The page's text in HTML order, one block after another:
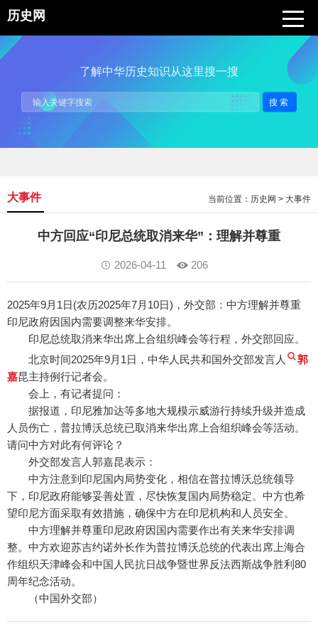
历史网
了解中华历史知识从这里搜一搜
搜索
当前位置： 历史网 > 大事件
大事件
中方回应“印尼总统取消来华”：理解并尊重
2026-04-11 206
2025年9月1日(农历2025年7月10日)，外交部：中方理解并尊重
印尼政府因国内需要调整来华安排。
印尼总统取消来华出席上合组织峰会等行程，外交部回应。
北京时间2025年9月1日，中华人民共和国外交部发言人
郭
嘉昆主持例行记者会。
会上，有记者提问：
据报道，印尼雅加达等多地大规模示威游行持续升级并造成
人员伤亡，普拉博沃总统已取消来华出席上合组织峰会等活动。
请问中方对此有何评论？
外交部发言人郭嘉昆表示：
中方注意到印尼国内局势变化，相信在普拉博沃总统领导
下，印尼政府能够妥善处置，尽快恢复国内局势稳定。中方也希
望印尼方面采取有效措施，确保中方在印尼机构和人员安全。
中方理解并尊重印尼政府因国内需要作出有关来华安排调
整。中方欢迎苏吉约诺外长作为普拉博沃总统的代表出席上海合
作组织天津峰会和中国人民抗日战争暨世界反法西斯战争胜利80
周年纪念活动。
（中国外交部）